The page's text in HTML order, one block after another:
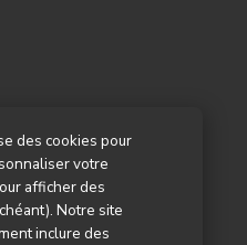
des cookies pour
votre
afficher des
Notre site
inclure des